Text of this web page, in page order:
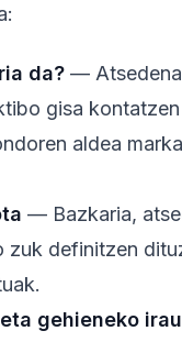
da? —
gisa
aldea
— Bazkaria,
zuk definitzen
gehieneko